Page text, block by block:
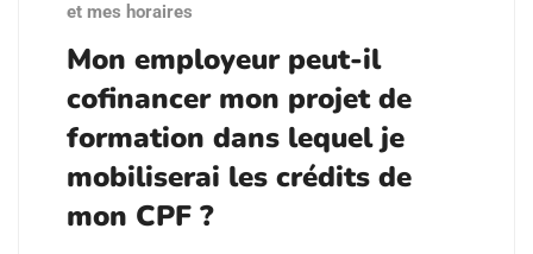
et mes horaires
Mon employeur peut-il
cofinancer mon projet de
formation dans lequel je
mobiliserai les crédits de
mon CPF ?